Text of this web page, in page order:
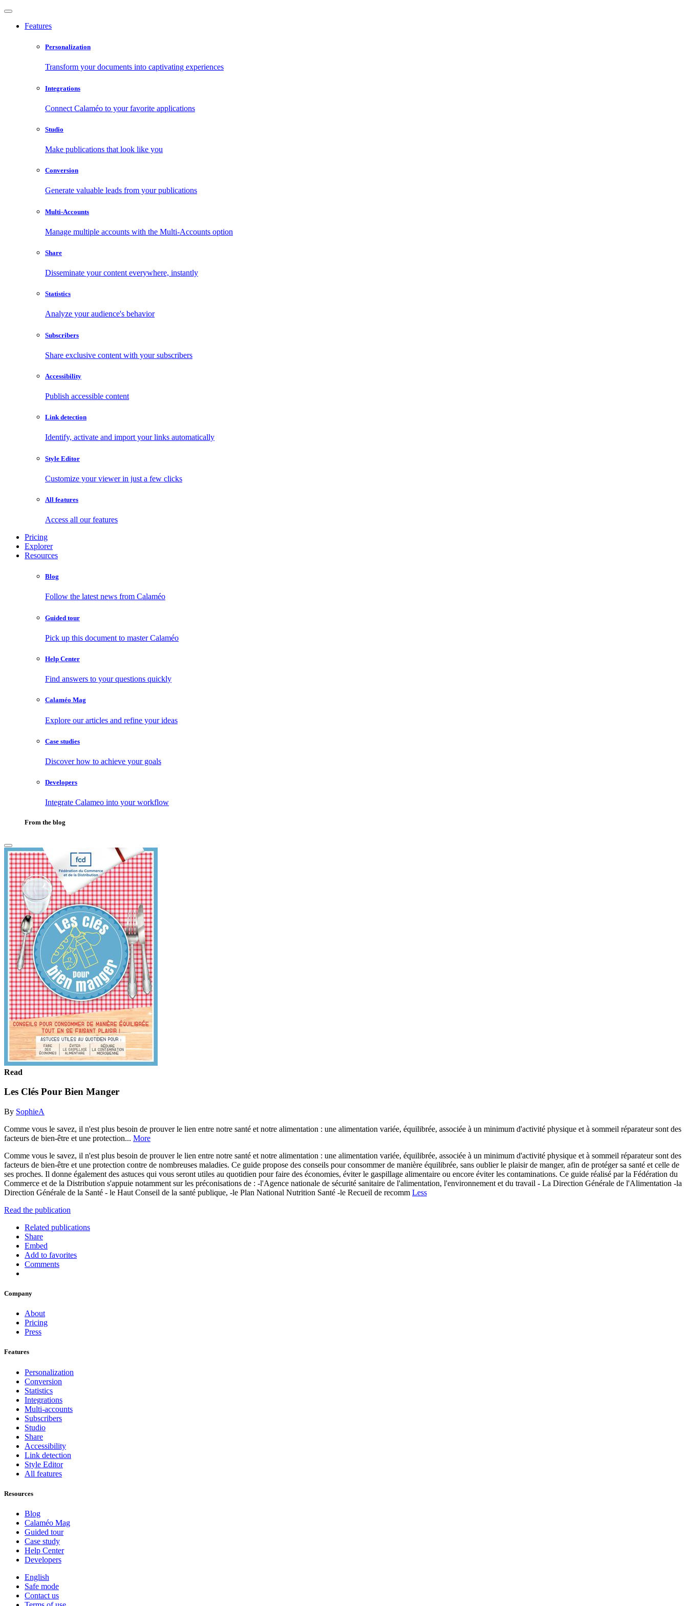
Features
Personalization
Transform your documents into captivating experiences
Integrations
Connect Calaméo to your favorite applications
Studio
Make publications that look like you
Conversion
Generate valuable leads from your publications
Multi-Accounts
Manage multiple accounts with the Multi-Accounts option
Share
Disseminate your content everywhere, instantly
Statistics
Analyze your audience's behavior
Subscribers
Share exclusive content with your subscribers
Accessibility
Publish accessible content
Link detection
Identify, activate and import your links automatically
Style Editor
Customize your viewer in just a few clicks
All features
Access all our features
Pricing
Explorer
Resources
Blog
Follow the latest news from Calaméo
Guided tour
Pick up this document to master Calaméo
Help Center
Find answers to your questions quickly
Calaméo Mag
Explore our articles and refine your ideas
Case studies
Discover how to achieve your goals
Developers
Integrate Calameo into your workflow
From the blog
Read
Les Clés Pour Bien Manger
By SophieA
Comme vous le savez, il n'est plus besoin de prouver le lien entre notre santé et notre alimentation : une alimentation variée, équilibrée, associée à un minimum d'activité physique et à sommeil réparateur sont des
facteurs de bien-être et une protection... More
Comme vous le savez, il n'est plus besoin de prouver le lien entre notre santé et notre alimentation : une alimentation variée, équilibrée, associée à un minimum d'activité physique et à sommeil réparateur sont des
facteurs de bien-être et une protection contre de nombreuses maladies. Ce guide propose des conseils pour consommer de manière équilibrée, sans oublier le plaisir de manger, afin de protéger sa santé et celle de
ses proches. Il donne également des astuces qui vous seront utiles au quotidien pour faire des économies, éviter le gaspillage alimentaire ou encore éviter les contaminations. Ce guide réalisé par la Fédération du
Commerce et de la Distribution s'appuie notamment sur les préconisations de : -l'Agence nationale de sécurité sanitaire de l'alimentation, l'environnement et du travail - La Direction Générale de l'Alimentation -la
Direction Générale de la Santé - le Haut Conseil de la santé publique, -le Plan National Nutrition Santé -le Recueil de recomm Less
Read the publication
Related publications
Share
Embed
Add to favorites
Comments
Company
About
Pricing
Press
Features
Personalization
Conversion
Statistics
Integrations
Multi-accounts
Subscribers
Studio
Share
Accessibility
Link detection
Style Editor
All features
Resources
Blog
Calaméo Mag
Guided tour
Case study
Help Center
Developers
English
Safe mode
Contact us